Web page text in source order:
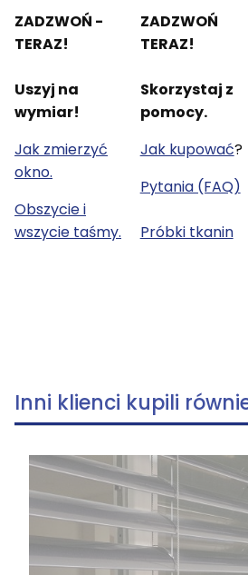
ZADZWOŃ -
TERAZ!
Uszyj na
wymiar!
Jak zmierzyć
okno.
Obszycie i
wszycie taśmy.
ZADZWOŃ
TERAZ!
Skorzystaj z
pomocy.
Jak kupować?
Pytania (FAQ)
Próbki tkanin
Inni klienci kupili